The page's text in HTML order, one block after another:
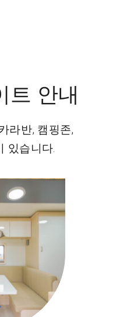
트 안내
라반, 캠핑존,
있습니다.